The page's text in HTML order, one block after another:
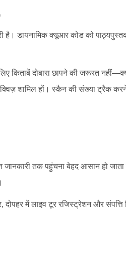
है। डायनामिक क्यूआर कोड को
किताबें दोबारा छापने की जरूरत
क्विज़ शामिल हों। स्कैन की संख्या ट्रैक
तक पहुंचना बेहद आसान हो जाता
में लाइव टूर रजिस्ट्रेशन और संपत्ति